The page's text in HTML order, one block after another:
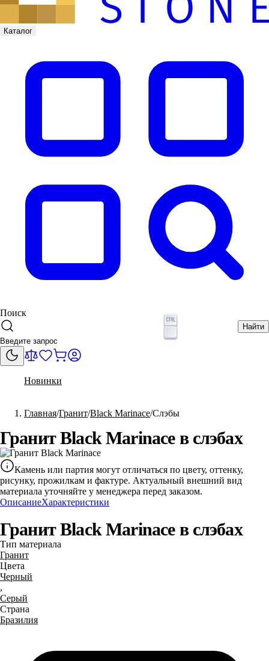
Каталог
Поиск
Найти
Новинки
Главная Гранит Black Marinace Слэбы
Гранит Black Marinace в слэбах
Камень или партия могут отличаться по цвету, оттенку,
рисунку, прожилкам и фактуре. Актуальный внешний вид
материала уточняйте у менеджера перед заказом.
ОписаниеХарактеристики
Гранит Black Marinace в слэбах
Тип материала
Гранит
Цвета
Черный
,
Серый
Страна
Бразилия